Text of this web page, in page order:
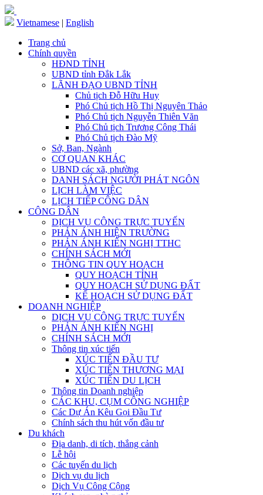
Vietnamese | English
Trang chủ
Chính quyền
HĐND TỈNH
UBND tỉnh Đắk Lắk
LÃNH ĐẠO UBND TỈNH
Chủ tịch Đỗ Hữu Huy
Phó Chủ tịch Hồ Thị Nguyên Thảo
Phó Chủ tịch Nguyễn Thiên Văn
Phó Chủ tịch Trương Công Thái
Phó Chủ tịch Đào Mỹ
Sở, Ban, Ngành
CƠ QUAN KHÁC
UBND các xã, phường
DANH SÁCH NGƯỜI PHÁT NGÔN
LỊCH LÀM VIỆC
LỊCH TIẾP CÔNG DÂN
CÔNG DÂN
DỊCH VỤ CÔNG TRỰC TUYẾN
PHẢN ÁNH HIỆN TRƯỜNG
PHẢN ÁNH KIẾN NGHỊ TTHC
CHÍNH SÁCH MỚI
THÔNG TIN QUY HOẠCH
QUY HOẠCH TỈNH
QUY HOẠCH SỬ DỤNG ĐẤT
KẾ HOẠCH SỬ DỤNG ĐẤT
DOANH NGHIỆP
DỊCH VỤ CÔNG TRỰC TUYẾN
PHẢN ÁNH KIẾN NGHỊ
CHÍNH SÁCH MỚI
Thông tin xúc tiến
XÚC TIẾN ĐẦU TƯ
XÚC TIẾN THƯƠNG MẠI
XÚC TIẾN DU LỊCH
Thông tin Doanh nghiệp
CÁC KHU, CỤM CÔNG NGHIỆP
Các Dự Án Kêu Gọi Đầu Tư
Chính sách thu hút vốn đầu tư
Du khách
Địa danh, di tích, thắng cảnh
Lễ hội
Các tuyến du lịch
Dịch vụ du lịch
Dịch Vụ Công Cộng